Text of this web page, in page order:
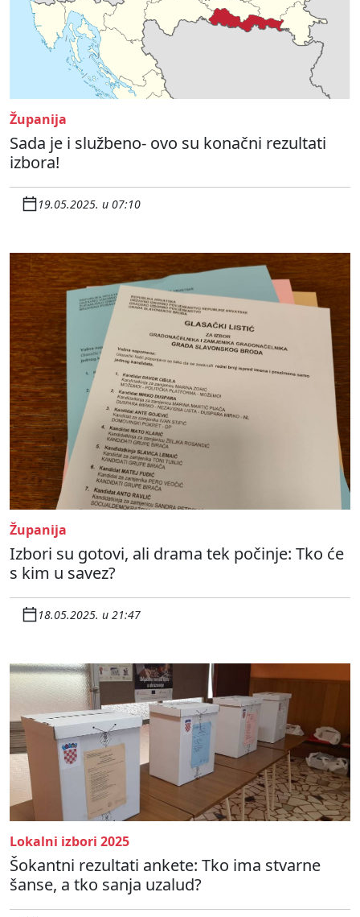
Županija
Sada je i službeno- ovo su konačni rezultati
izbora!
19.05.2025. u 07:10
Županija
Izbori su gotovi, ali drama tek počinje: Tko će
s kim u savez?
18.05.2025. u 21:47
Lokalni izbori 2025
Šokantni rezultati ankete: Tko ima stvarne
šanse, a tko sanja uzalud?